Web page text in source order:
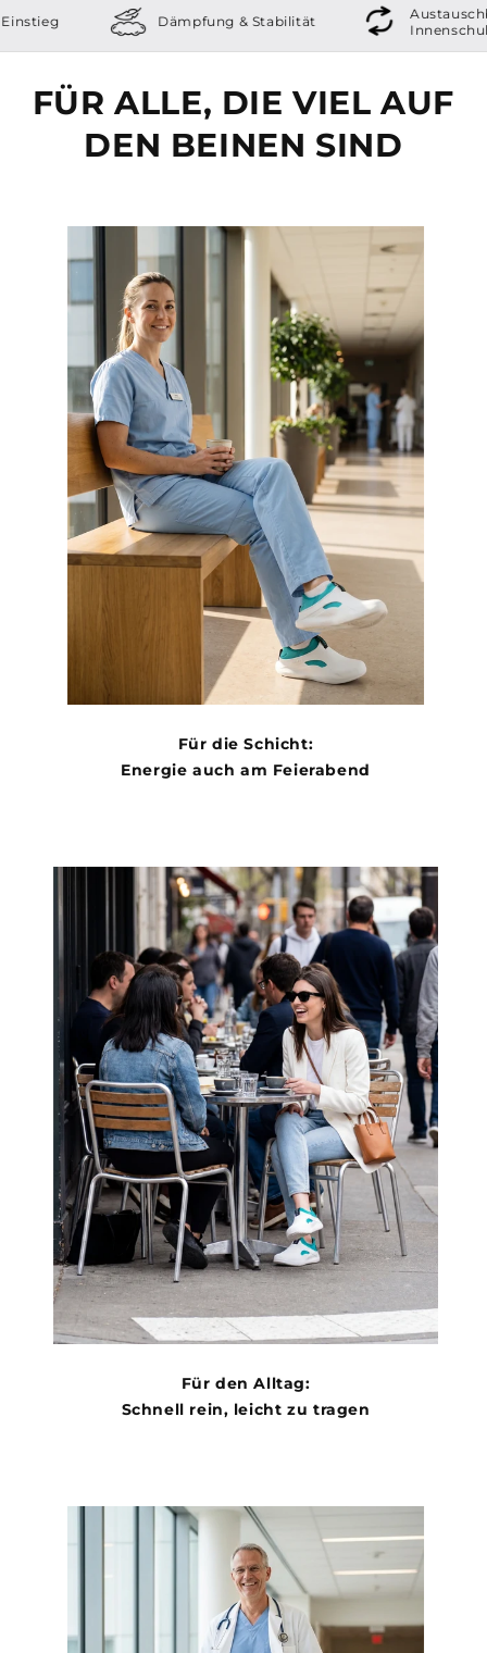
Dämpfung & Stabilität
Innenschuh
FÜR ALLE, DIE VIEL AUF
DEN BEINEN SIND
Für die Schicht:
Energie auch am Feierabend
Für den Alltag:
Schnell rein, leicht zu tragen